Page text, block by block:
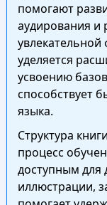
помогают
аудирования и
уделяется
усвоению
способствует
языка.
Структура
процесс
доступным для
иллюстрации,